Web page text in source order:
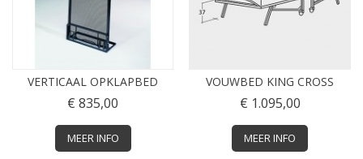
VERTICAAL OPKLAPBED
€ 835,00
MEER INFO
VOUWBED KING CROSS
€ 1.095,00
MEER INFO